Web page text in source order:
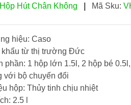
Hộp Hút Chân Không Mã Sku:
hiệu: Caso
khẩu từ thị trường Đức
phần: 1 hộp lớn 1.5l, 2 hộp bé
với bộ chuyển đổi
hộp: Thủy tinh chịu nhiệt
2.5 l